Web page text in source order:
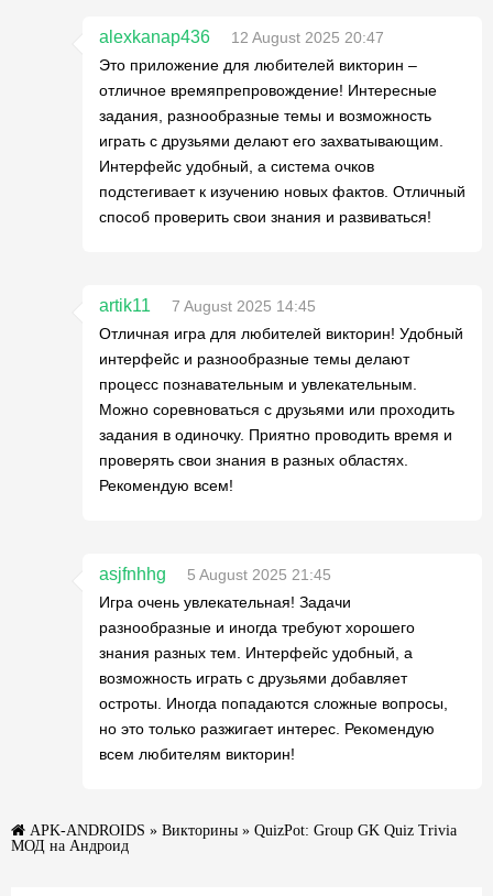
alexkanap436
12 August 2025 20:47
Это приложение для любителей викторин –
отличное времяпрепровождение! Интересные
задания, разнообразные темы и возможность
играть с друзьями делают его захватывающим.
Интерфейс удобный, а система очков
подстегивает к изучению новых фактов. Отличный
способ проверить свои знания и развиваться!
artik11
7 August 2025 14:45
Отличная игра для любителей викторин! Удобный
интерфейс и разнообразные темы делают
процесс познавательным и увлекательным.
Можно соревноваться с друзьями или проходить
задания в одиночку. Приятно проводить время и
проверять свои знания в разных областях.
Рекомендую всем!
asjfnhhg
5 August 2025 21:45
Игра очень увлекательная! Задачи
разнообразные и иногда требуют хорошего
знания разных тем. Интерфейс удобный, а
возможность играть с друзьями добавляет
остроты. Иногда попадаются сложные вопросы,
но это только разжигает интерес. Рекомендую
всем любителям викторин!
APK-ANDROIDS » Викторины » QuizPot: Group GK Quiz Trivia
МОД на Андроид